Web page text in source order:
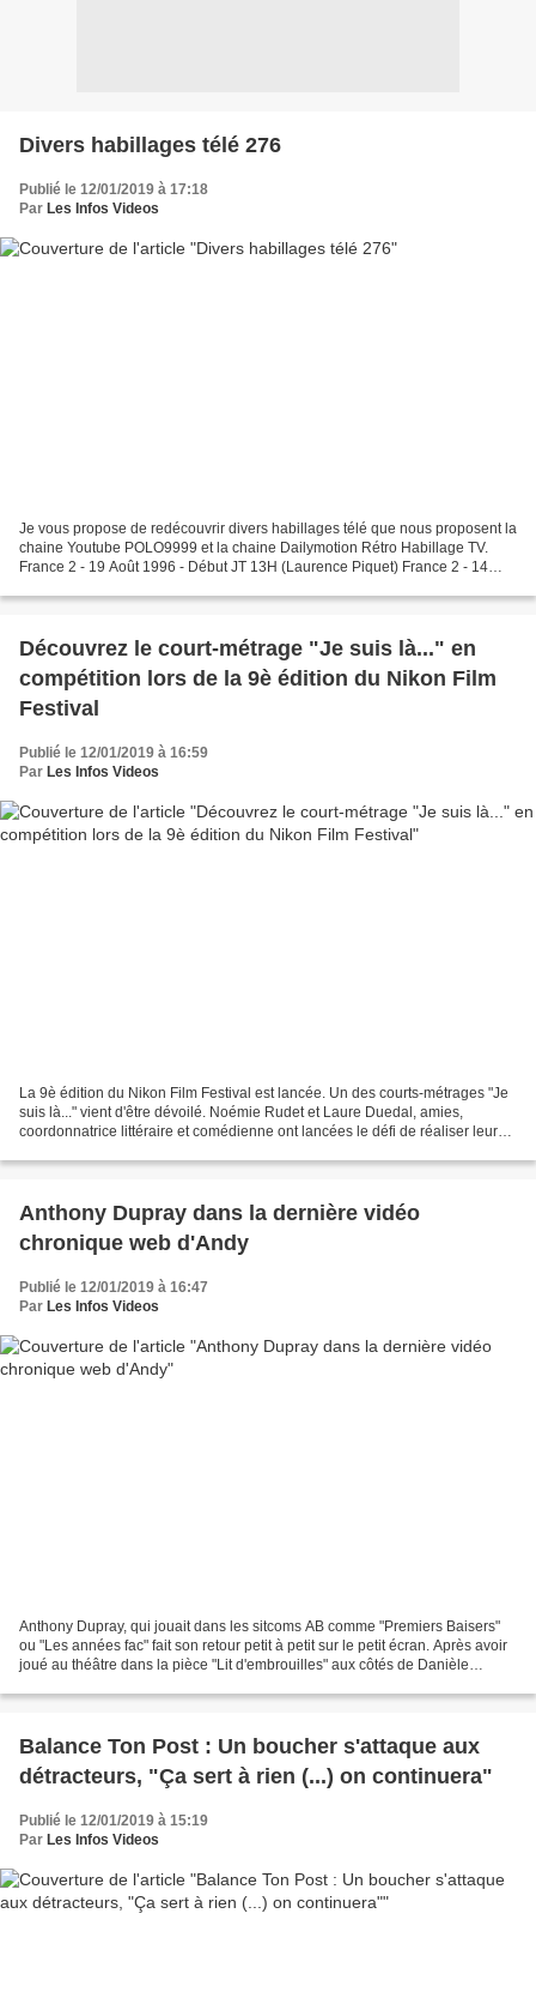
Divers habillages télé 276
Publié le 12/01/2019 à 17:18
Par Les Infos Videos
Je vous propose de redécouvrir divers habillages télé que nous proposent la
chaine Youtube POLO9999 et la chaine Dailymotion Rétro Habillage TV.
France 2 - 19 Août 1996 - Début JT 13H (Laurence Piquet) France 2 - 14
Découvrez le court-métrage "Je suis là..." en
compétition lors de la 9è édition du Nikon Film
Festival
Publié le 12/01/2019 à 16:59
Par Les Infos Videos
La 9è édition du Nikon Film Festival est lancée. Un des courts-métrages "Je
suis là..." vient d'être dévoilé. Noémie Rudet et Laure Duedal, amies,
coordonnatrice littéraire et comédienne ont lancées le défi de réaliser leur
Anthony Dupray dans la dernière vidéo
chronique web d'Andy
Publié le 12/01/2019 à 16:47
Par Les Infos Videos
Anthony Dupray, qui jouait dans les sitcoms AB comme "Premiers Baisers"
ou "Les années fac" fait son retour petit à petit sur le petit écran. Après avoir
joué au théâtre dans la pièce "Lit d'embrouilles" aux côtés de Danièle
Balance Ton Post : Un boucher s'attaque aux
détracteurs, "Ça sert à rien (...) on continuera"
Publié le 12/01/2019 à 15:19
Par Les Infos Videos